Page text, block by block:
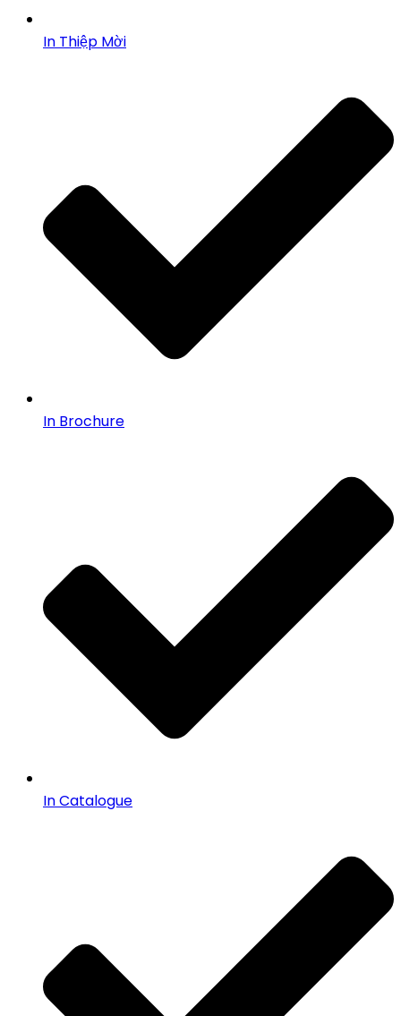
In Thiệp Mời
In Brochure
In Catalogue